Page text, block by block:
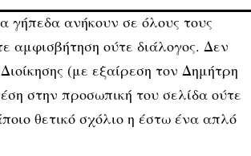
γήπεδα ανήκουν σε όλους τους
αμφισβήτηση ούτε διάλογος. Δεν
(με εξαίρεση τον Δημήτρη
στην προσωπική του σελίδα ούτε
θετικό σχόλιο η έστω ένα απλό